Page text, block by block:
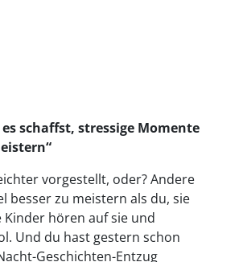
schaffst, stressige Momente
vorgestellt, oder? Andere
besser zu meistern als du, sie
hören auf sie und
Und du hast gestern schon
Geschichten-Entzug